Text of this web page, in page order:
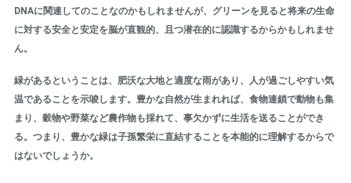
DNAに関連してのことなのかもしれませんが、グリーンを見ると将来の生命
に対する安全と安定を脳が直観的、且つ潜在的に認識するからかもしれませ
ん。
緑があるということは、肥沃な大地と適度な雨があり、人が過ごしやすい気
温であることを示唆します。豊かな自然が生まれれば、食物連鎖で動物も集
まり、穀物や野菜など農作物も採れて、事欠かずに生活を送ることができ
る。つまり、豊かな緑は子孫繁栄に直結することを本能的に理解するからで
はないでしょうか。